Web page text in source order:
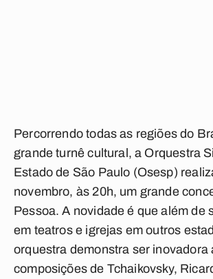
Percorrendo todas as regiões do
grande turnê cultural, a Orquestra
Estado de São Paulo (Osesp)
novembro, às 20h, um grande
Pessoa. A novidade é que além de
em teatros e igrejas em outros
orquestra demonstra ser inovadora
composições de Tchaikovsky,